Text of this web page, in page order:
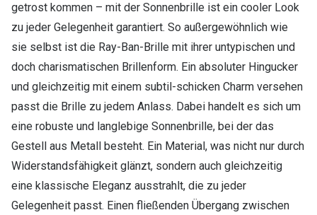
getrost kommen – mit der Sonnenbrille ist ein cooler Look
zu jeder Gelegenheit garantiert. So außergewöhnlich wie
sie selbst ist die Ray-Ban-Brille mit ihrer untypischen und
doch charismatischen Brillenform. Ein absoluter Hingucker
und gleichzeitig mit einem subtil-schicken Charm versehen
passt die Brille zu jedem Anlass. Dabei handelt es sich um
eine robuste und langlebige Sonnenbrille, bei der das
Gestell aus Metall besteht. Ein Material, was nicht nur durch
Widerstandsfähigkeit glänzt, sondern auch gleichzeitig
eine klassische Eleganz ausstrahlt, die zu jeder
Gelegenheit passt. Einen fließenden Übergang zwischen